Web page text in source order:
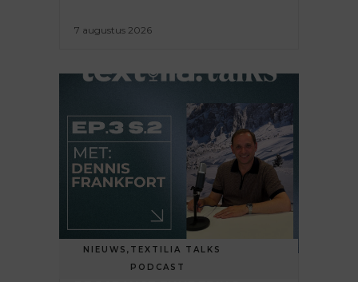
7 augustus 2026
NIEUWS , TEXTILIA TALKS
PODCAST